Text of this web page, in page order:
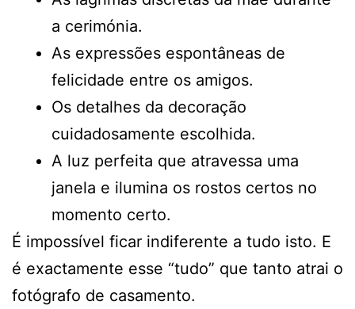
a cerimónia.
As expressões espontâneas de
felicidade entre os amigos.
Os detalhes da decoração
cuidadosamente escolhida.
A luz perfeita que atravessa uma
janela e ilumina os rostos certos no
momento certo.
É impossível ficar indiferente a tudo isto. E
é exactamente esse “tudo” que tanto atrai o
fotógrafo de casamento.